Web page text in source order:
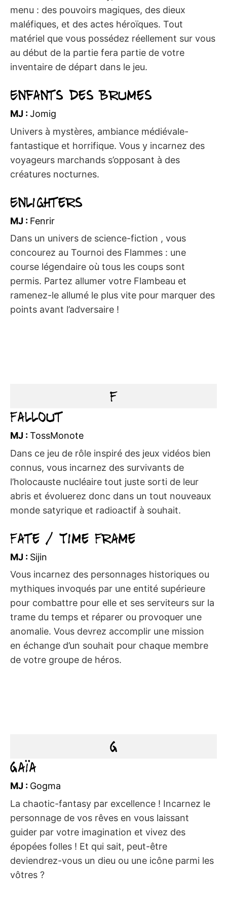
menu : des pouvoirs magiques, des dieux
maléfiques, et des actes héroïques. Tout
matériel que vous possédez réellement sur vous
au début de la partie fera partie de votre
inventaire de départ dans le jeu.
Enfants des Brumes
MJ :Jomig
Univers à mystères, ambiance médiévale-
fantastique et horrifique. Vous y incarnez des
voyageurs marchands s’opposant à des
créatures nocturnes.
Enlighters
MJ : Fenrir
Dans un univers de science-fiction , vous
concourez au Tournoi des Flammes : une
course légendaire où tous les coups sont
permis. Partez allumer votre Flambeau et
ramenez-le allumé le plus vite pour marquer des
points avant l’adversaire !
F
Fallout
MJ :TossMonote
Dans ce jeu de rôle inspiré des jeux vidéos bien
connus, vous incarnez des survivants de
l’holocauste nucléaire tout juste sorti de leur
abris et évoluerez donc dans un tout nouveaux
monde satyrique et radioactif à souhait.
Fate / Time Frame
MJ : Sijin
Vous incarnez des personnages historiques ou
mythiques invoqués par une entité supérieure
pour combattre pour elle et ses serviteurs sur la
trame du temps et réparer ou provoquer une
anomalie. Vous devrez accomplir une mission
en échange d’un souhait pour chaque membre
de votre groupe de héros.
G
Gaïa
MJ : Gogma
La chaotic-fantasy par excellence ! Incarnez le
personnage de vos rêves en vous laissant
guider par votre imagination et vivez des
épopées folles ! Et qui sait, peut-être
deviendrez-vous un dieu ou une icône parmi les
vôtres ?